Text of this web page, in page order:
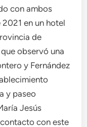
con ambos
en un hotel
de
observó una
y Fernández
y paseo
Jesús
con este